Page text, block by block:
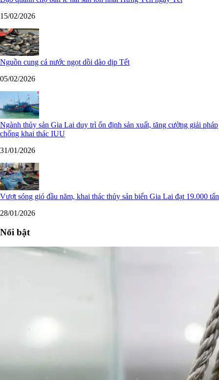
15/02/2026
Nguồn cung cá nước ngọt dồi dào dịp Tết
05/02/2026
Ngành thủy sản Gia Lai duy trì ổn định sản xuất, tăng cường giải pháp
chống khai thác IUU
31/01/2026
Vượt sóng gió đầu năm, khai thác thủy sản biển Gia Lai đạt 19.000 tấn
28/01/2026
Nổi bật